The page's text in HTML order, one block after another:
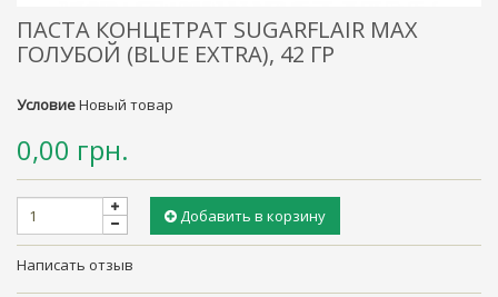
ПАСТА КОНЦЕТРАТ SUGARFLAIR MAX
ГОЛУБОЙ (BLUE EXTRA), 42 ГР
УсловиеНовый товар
0,00 грн.
Добавить в корзину
Написать отзыв